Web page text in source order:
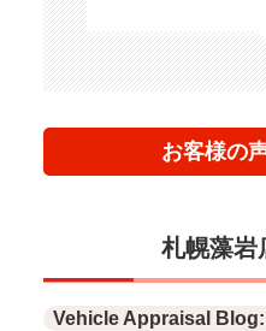
お客様の
札幌藻岩
Vehicle Appraisal Blog: